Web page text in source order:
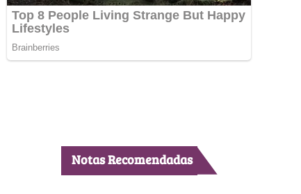
Notas Recomendadas